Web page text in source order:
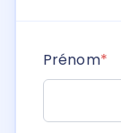
Prénom*